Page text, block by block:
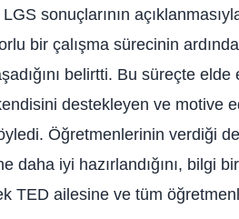
sonuçlarının
bir çalışma sürecinin
belirtti. Bu süreçte elde
destekleyen ve motive
Öğretmenlerinin verdiği
iyi hazırlandığını, bilgi
TED ailesine ve tüm